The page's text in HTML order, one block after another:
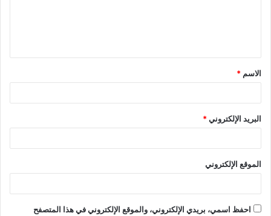
الاسم *
البريد الإلكتروني*
الموقع الإلكتروني
احفظ اسمي، بريدي الإلكتروني، والموقع الإلكتروني في هذا المتصفح